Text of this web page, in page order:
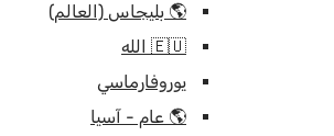
🌎 بليجاس (العالم)
🇪🇺 الله
يوروفارماسي
🌎 عام - آسيا